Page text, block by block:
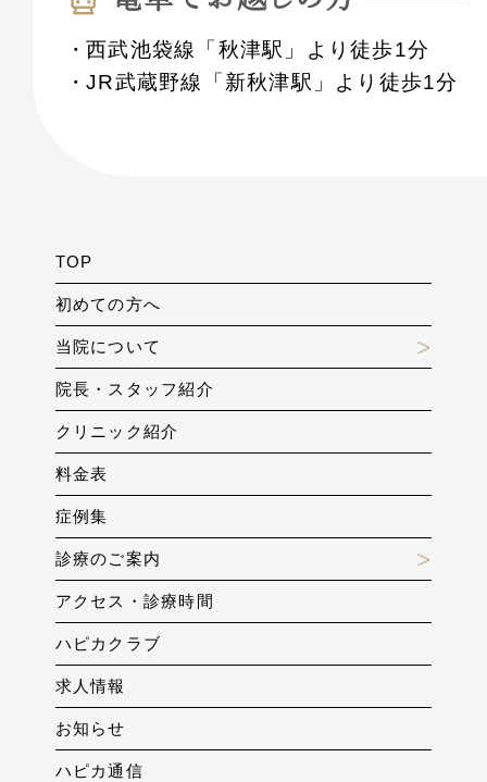
西武池袋線「秋津駅」より徒歩1分
JR武蔵野線「新秋津駅」より徒歩1分
TOP
初めての方へ
当院について
院長・スタッフ紹介
クリニック紹介
料金表
症例集
診療のご案内
アクセス・診療時間
ハピカクラブ
求人情報
お知らせ
ハピカ通信